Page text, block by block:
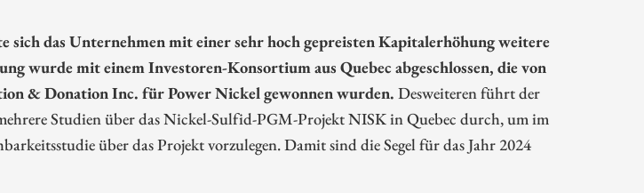
sich das Unternehmen mit einer sehr hoch gepreisten Kapitalerhöhung weitere
wurde mit einem Investoren-Konsortium aus Quebec abgeschlossen, die von
& Donation Inc. für Power Nickel gewonnen wurden. Desweiteren führt der
Studien über das Nickel-Sulfid-PGM-Projekt NISK in Quebec durch, um im
über das Projekt vorzulegen. Damit sind die Segel für das Jahr 2024